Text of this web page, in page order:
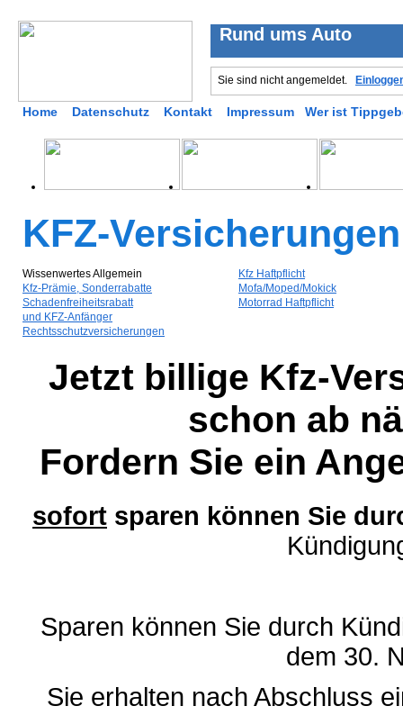
Rund ums Auto
Sie sind nicht angemeldet.
Home Datenschutz Kontakt Impressum Wer ist
KFZ-
Wissenwertes Allgemein
Kfz-Prämie, Sonderrabatte
Schadenfreiheitsrabatt
und KFZ-Anfänger
Rechtsschutzversicherungen
Kfz Haftpflicht
Mofa/Moped/Mokick
Motorrad Haftpflicht
Jetzt billige Kfz-
schon ab
Fordern Sie ein
sofort sparen können Sie
Sparen können Sie durch
dem 30.
Sie erhalten nach Abschluss